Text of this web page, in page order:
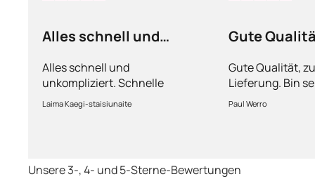
Alles schnell und
Alles schnell und
unkompliziert. Schnelle
Lieferung.
Laima Kaegi-staisiunaite
Gute
Gute Qualität,
Lieferung. Bin
Paul Werro
Unsere 3-, 4- und 5-Sterne-Bewertungen